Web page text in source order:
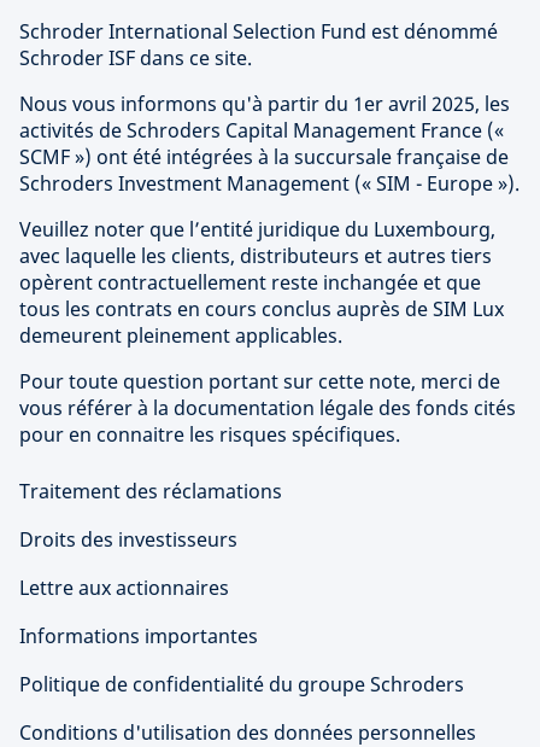
Schroder International Selection Fund est dénommé
Schroder ISF dans ce site.
Nous vous informons qu'à partir du 1er avril 2025, les
activités de Schroders Capital Management France («
SCMF ») ont été intégrées à la succursale française de
Schroders Investment Management (« SIM - Europe »).
Veuillez noter que l’entité juridique du Luxembourg,
avec laquelle les clients, distributeurs et autres tiers
opèrent contractuellement reste inchangée et que
tous les contrats en cours conclus auprès de SIM Lux
demeurent pleinement applicables.
Pour toute question portant sur cette note, merci de
vous référer à la documentation légale des fonds cités
pour en connaitre les risques spécifiques.
Traitement des réclamations
Droits des investisseurs
Lettre aux actionnaires
Informations importantes
Politique de confidentialité du groupe Schroders
Conditions d'utilisation des données personnelles